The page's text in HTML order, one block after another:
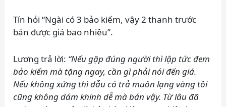
Tín hỏi “Ngài có 3 bảo kiếm, vậy 2 thanh trước
bán được giá bao nhiêu”.
Lương trả lời: “Nếu gặp đúng người thì lập tức đem
bảo kiếm mà tặng ngay, cần gì phải nói đến giá.
Nếu không xứng thì dẫu có trả muôn lạng vàng tôi
cũng không dám khinh dễ mà bán vậy. Từ lâu đã